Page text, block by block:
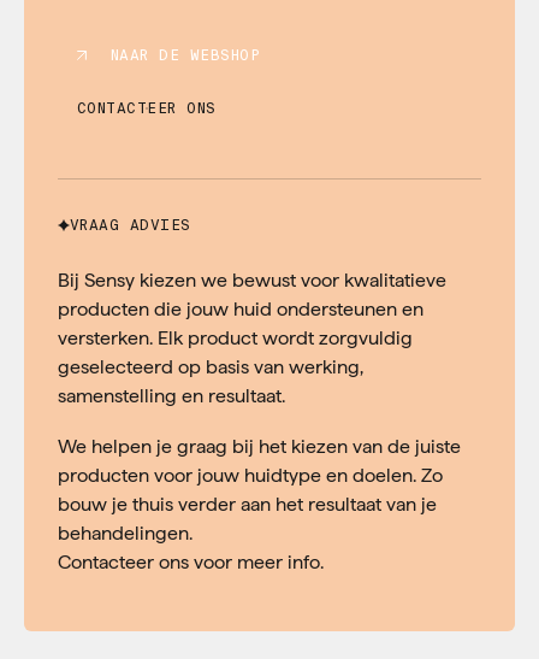
NAAR DE WEBSHOP
CONTACTEER ONS
VRAAG ADVIES
Bij Sensy kiezen we bewust voor kwalitatieve
producten die jouw huid ondersteunen en
versterken. Elk product wordt zorgvuldig
geselecteerd op basis van werking,
samenstelling en resultaat.
We helpen je graag bij het kiezen van de juiste
producten voor jouw huidtype en doelen. Zo
bouw je thuis verder aan het resultaat van je
behandelingen.
Contacteer ons voor meer info.